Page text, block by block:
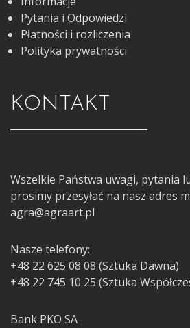
Pytania i Odpowiedzi
Płatności i rozliczenia
Polityka prywatności
KONTAKT
Wszelkie Państwa uwagi, pytania
prosimy przesyłać na nasz adres
agra@agraart.pl
Nasze telefony:
+48 22 625 08 08 (Sztuka Dawna)
+48 22 745 10 25 (Sztuka
Bank PKO SA